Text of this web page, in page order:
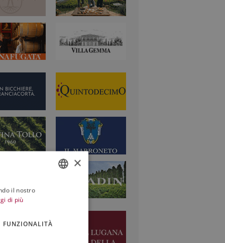
×
il nostro
di più
FUNZIONALITÀ